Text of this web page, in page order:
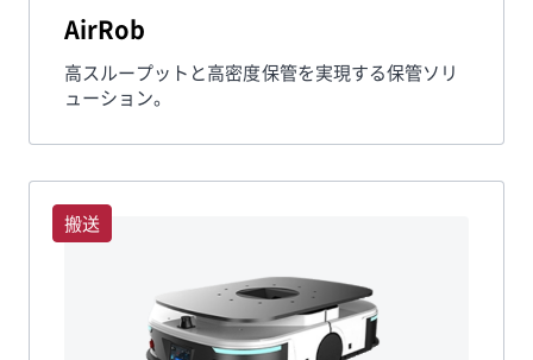
AirRob
高スループットと高密度保管を実現する保管ソリ
ューション。
搬送